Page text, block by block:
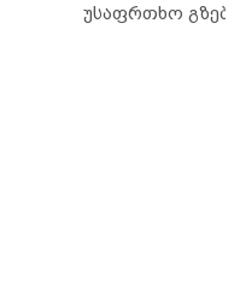
უსაფრთხო გზები